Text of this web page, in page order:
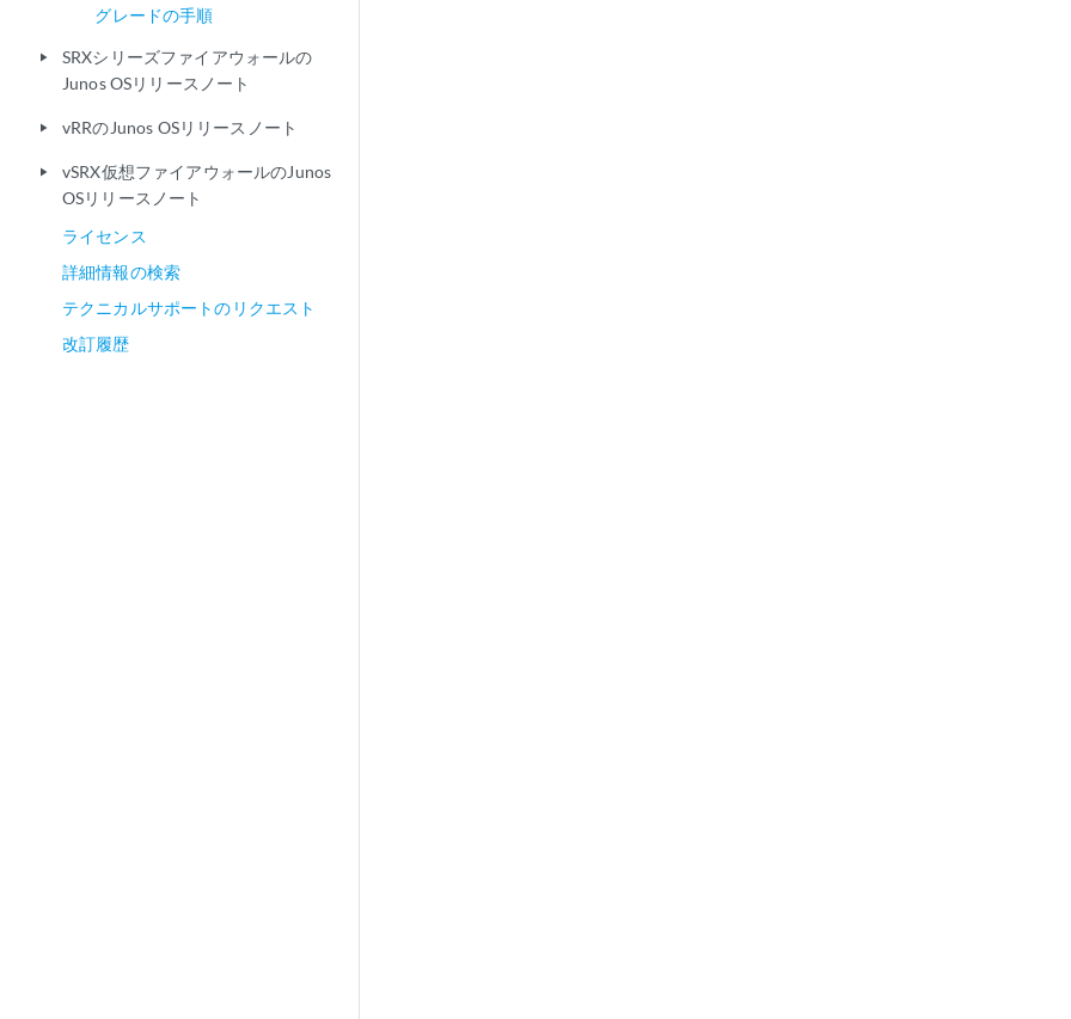
グレードの手順
play_arrow
SRXシリーズファイアウォールの
Junos OSリリースノート
play_arrow vRRのJunos OSリリースノート
play_arrow
vSRX仮想ファイアウォールのJunos
OSリリースノート
ライセンス
詳細情報の検索
テクニカルサポートのリクエスト
改訂履歴